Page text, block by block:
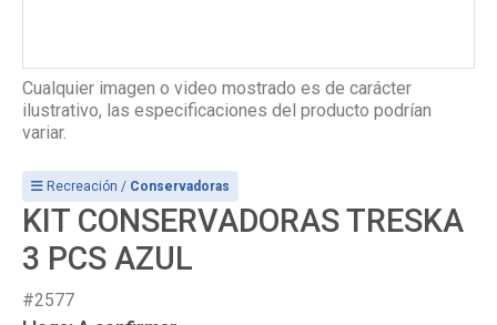
Cualquier imagen o video mostrado es de carácter
ilustrativo, las especificaciones del producto podrían
variar.
Recreación / Conservadoras
KIT CONSERVADORAS TRESKA
3 PCS AZUL
#2577